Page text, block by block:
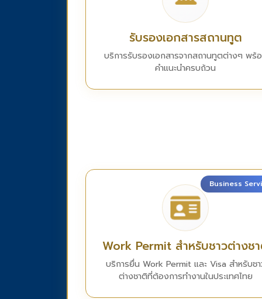
รับรองเอกสารสถานทูต
บริการรับรองเอกสารจากสถานทูตต่างๆ พร้
คำแนะนำครบถ้วน
Business
Work Permit สำหรับชาวต่างช
บริการยื่น Work Permit และ Visa สำหรับช
ต่างชาติที่ต้องการทำงานในประเทศไทย